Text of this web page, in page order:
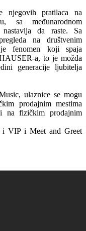
njegovih pratilaca na
sa međunarodnom
nastavlja da raste. Sa
na društvenim
fenomen koji spaja
a, to je možda
generacije ljubitelja
ulaznice se mogu
prodajnim mestima
na fizičkim prodajnim
i VIP i Meet and Greet